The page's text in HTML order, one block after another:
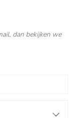
dan bekijken we